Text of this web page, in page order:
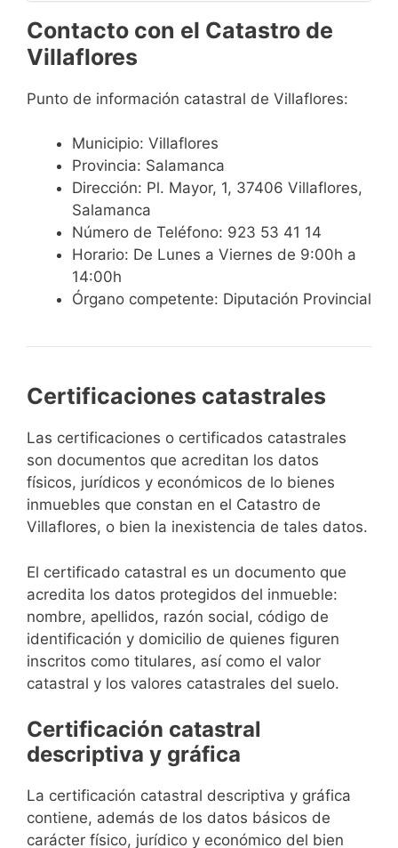
Contacto con el Catastro de
Villaflores
Punto de información catastral de Villaflores:
Municipio: Villaflores
Provincia: Salamanca
Dirección: Pl. Mayor, 1, 37406 Villaflores,
Salamanca
Número de Teléfono: 923 53 41 14
Horario: De Lunes a Viernes de 9:00h a
14:00h
Órgano competente: Diputación Provincial
Certificaciones catastrales
Las certificaciones o certificados catastrales
son documentos que acreditan los datos
físicos, jurídicos y económicos de lo bienes
inmuebles que constan en el Catastro de
Villaflores, o bien la inexistencia de tales datos.
El certificado catastral es un documento que
acredita los datos protegidos del inmueble:
nombre, apellidos, razón social, código de
identificación y domicilio de quienes figuren
inscritos como titulares, así como el valor
catastral y los valores catastrales del suelo.
Certificación catastral
descriptiva y gráfica
La certificación catastral descriptiva y gráfica
contiene, además de los datos básicos de
carácter físico, jurídico y económico del bien